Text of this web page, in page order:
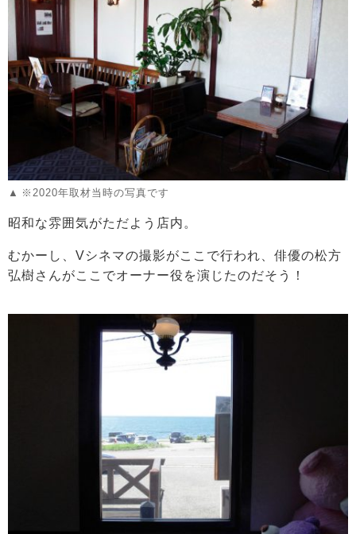
※2020年取材当時の写真です
昭和な雰囲気がただよう店内。
むかーし、Vシネマの撮影がここで行われ、俳優の松方
弘樹さんがここでオーナー役を演じたのだそう！